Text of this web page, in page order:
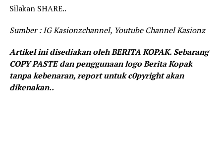
Silakan SHARE..
Sumber : IG Kasionzchannel, Youtube Channel Kasionz
Artikel ini disediakan oleh BERITA KOPAK. Sebarang
COPY PASTE dan penggunaan logo Berita Kopak
tanpa kebenaran, report untuk c0pyright akan
dikenakan..